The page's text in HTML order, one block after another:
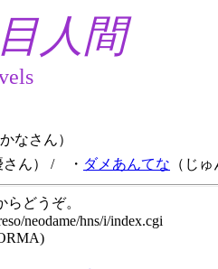
人間
なさん）
ん） / ・ ダメあんてな （じ
らどうぞ。
neodame/hns/i/index.cgi